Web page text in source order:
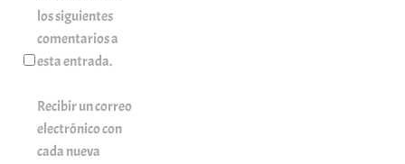
los siguientes
comentarios a
esta entrada.
Recibir un correo
electrónico con
cada nueva